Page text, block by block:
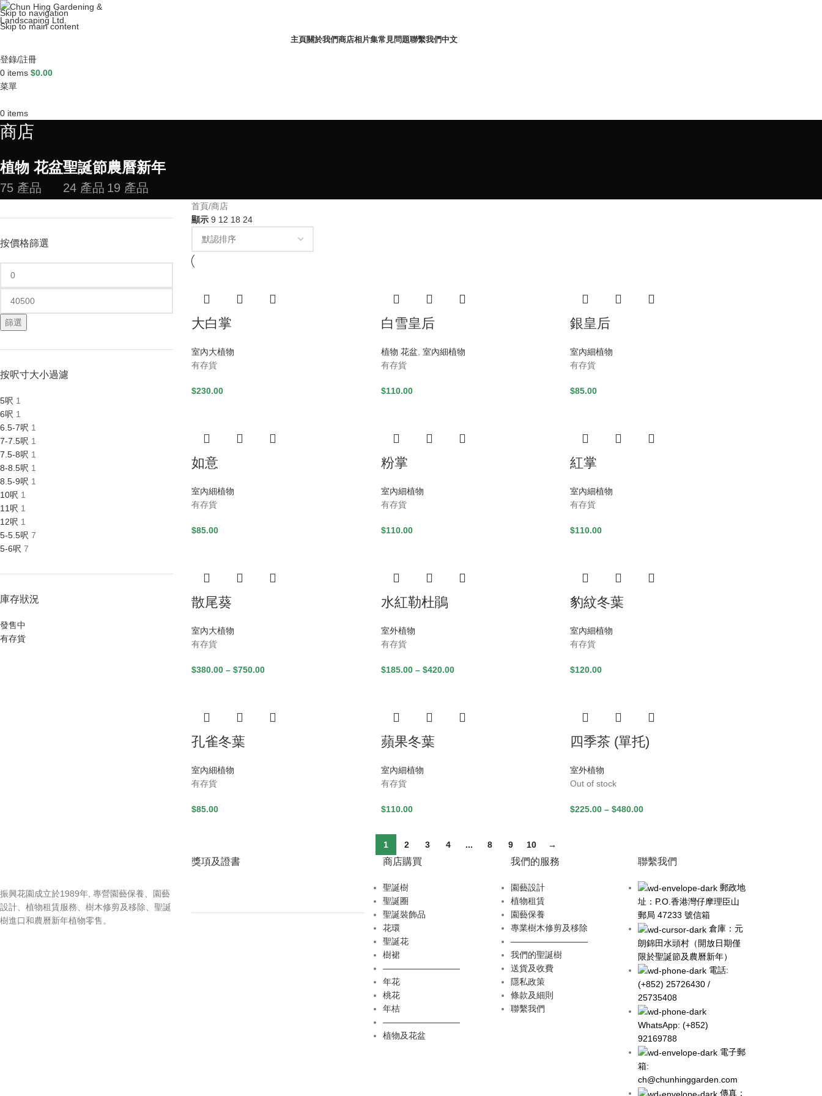
Skip to navigation
Skip to main content
主頁關於我們商店相片集常見問題聯繫我們中文
登錄/註冊
0 items $0.00
菜單
0 items
商店
植物 花盆
75 產品
聖誕節
24 產品
農曆新年
19 產品
按價格篩選
篩選
按呎寸大小過濾
5呎 1
6呎 1
6.5-7呎 1
7-7.5呎 1
7.5-8呎 1
8-8.5呎 1
8.5-9呎 1
10呎 1
11呎 1
12呎 1
5-5.5呎 7
5-6呎 7
庫存狀況
發售中
有存貨
首頁 商店
顯示 9 12 18 24
大白掌
室內大植物
有存貨
$230.00
白雪皇后
植物 花盆 室內細植物
有存貨
$110.00
銀皇后
室內細植物
有存貨
$85.00
如意
室內細植物
有存貨
$85.00
粉掌
室內細植物
有存貨
$110.00
紅掌
室內細植物
有存貨
$110.00
散尾葵
室內大植物
有存貨
$380.00 – $750.00
水紅勒杜鵑
室外植物
有存貨
$185.00 – $420.00
豹紋冬葉
室內細植物
有存貨
$120.00
孔雀冬葉
室內細植物
有存貨
$85.00
蘋果冬葉
室內細植物
有存貨
$110.00
四季茶 (單托)
室外植物
Out of stock
$225.00 – $480.00
1 2 3 4 ... 8 9 10 →
振興花園成立於1989年, 專營園藝保養、園藝
設計、植物租賃服務、樹木修剪及移除、聖誕
樹進口和農曆新年植物零售。
獎項及證書 商店購買
聖誕樹
聖誕圈
聖誕裝飾品
花環
聖誕花
樹裙
—————————
年花
桃花
年桔
—————————
植物及花盆
我們的服務
園藝設計
植物租賃
園藝保養
專業樹木修剪及移除
—————————
我們的聖誕樹
送貨及收費
隱私政策
條款及細則
聯繫我們
聯繫我們
郵政地
址：P.O.香港灣仔摩理臣山
郵局 47233 號信箱
倉庫：元
朗錦田水頭村（開放日期僅
限於聖誕節及農曆新年）
電話:
(+852) 25726430 /
25735408
WhatsApp: (+852)
92169788
電子郵
箱:
ch@chunhinggarden.com
傳真：